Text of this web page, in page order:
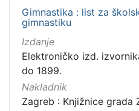
Gimnastika : list za
gimnastiku
Izdanje
Elektroničko izd.
do 1899.
Nakladnik
Zagreb : Knjižnice grada